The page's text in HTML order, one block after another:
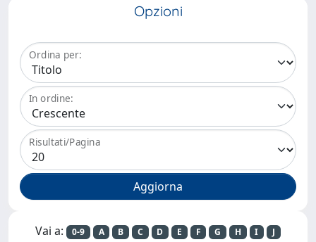
Opzioni
Ordina per:
In ordine:
Risultati/Pagina
Vai a: 0-9 A B C D E F G H I
J